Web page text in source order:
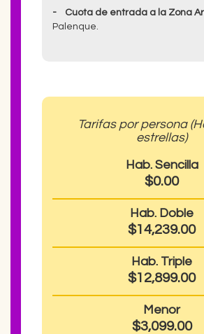
- Cuota de entrada a la Zona
Palenque.
Tarifas por persona
estrellas)
Hab. Sencilla
$0.00
Hab. Doble
$14,239.00
Hab. Triple
$12,899.00
Menor
$3,099.00